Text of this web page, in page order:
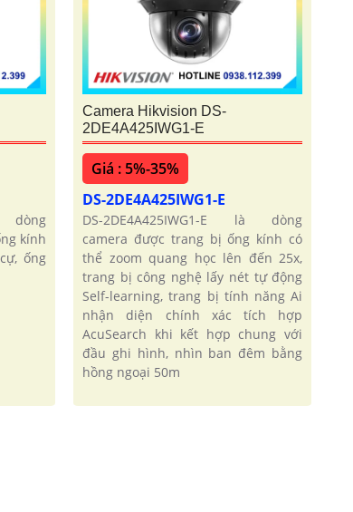
dòng
kính
ống
Camera Hikvision DS-
2DE4A425IWG1-E
Giá : 5%-35%
DS-2DE4A425IWG1-E
DS-2DE4A425IWG1-E là dòng
camera được trang bị ống kính có
thể zoom quang học lên đến 25x,
trang bị công nghệ lấy nét tự động
Self-learning, trang bị tính năng Ai
nhận diện chính xác tích hợp
AcuSearch khi kết hợp chung với
đầu ghi hình, nhìn ban đêm bằng
hồng ngoại 50m